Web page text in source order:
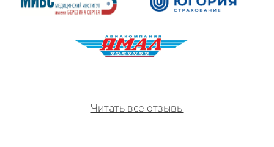
Читать все отзывы